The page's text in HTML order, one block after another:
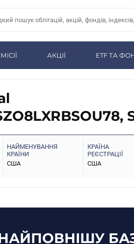
АКЦІЇ ETF ТА
НАЙМЕНУВАННЯ
КРАЇНИ
США
КРАЇНА
РЕЄСТРАЦІЇ
США